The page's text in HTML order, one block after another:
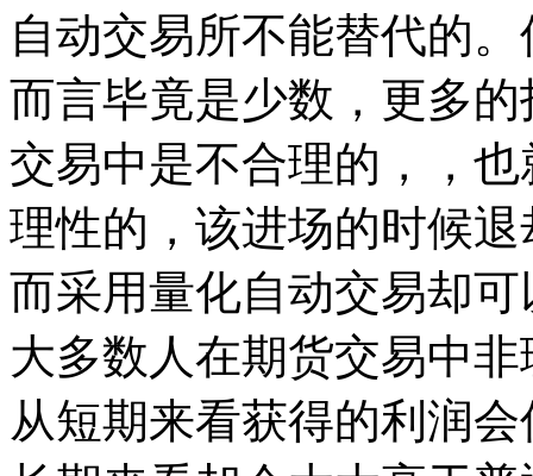
自动交易所不能替代的
而言毕竟是少数，更多
交易中是不合理的，，
理性的，该进场的时候
而采用量化自动交易却
大多数人在期货交易中
从短期来看获得的利润